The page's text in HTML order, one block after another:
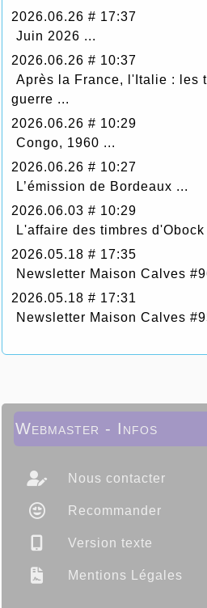
2026.06.26 # 17:37
Juin 2026 ...
2026.06.26 # 10:37
Après la France, l'Italie : les
guerre ...
2026.06.26 # 10:29
Congo, 1960 ...
2026.06.26 # 10:27
L’émission de Bordeaux ...
2026.06.03 # 10:29
L'affaire des timbres d'Obock
2026.05.18 # 17:35
Newsletter Maison Calves
2026.05.18 # 17:31
Newsletter Maison Calves
Webmaster - Infos
Nous contacter
Recommander
Version texte
Mentions Légales